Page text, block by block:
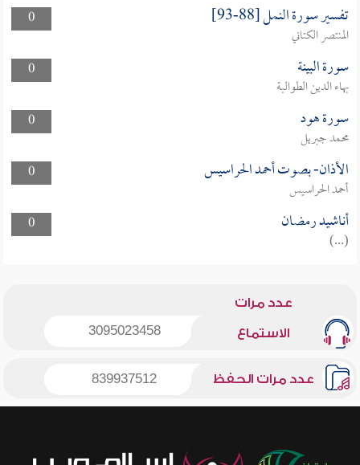
0
تفسير سورة النمل [88-93]
المنتصر الكتاني
0
سورة البينة
بهاء الدين الطوالبة
0
سورة هود
محمد جبريل
0
الأذان- بصوت أحمد الحراسيس
أحمد الحراسيس
0
أناشيد رمضان
(...)
عدد مرات
الاستماع 3095023458
عدد مرات الحفظ 839937512